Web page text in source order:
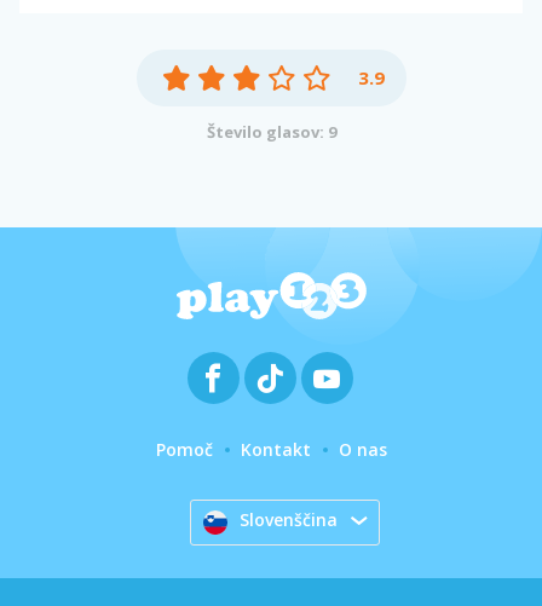
3.9
Število glasov: 9
Pomoč Kontakt O nas
Slovenščina